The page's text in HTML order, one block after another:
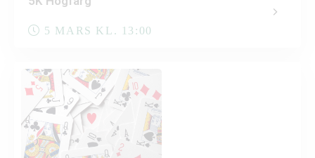
5 MARS KL. 13:00